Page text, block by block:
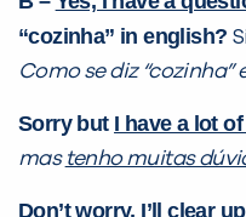
“cozinha” in english?
Como se diz “cozinha”
Sorry but I have a lot
mas tenho muitas
Don’t worry, I’ll clear